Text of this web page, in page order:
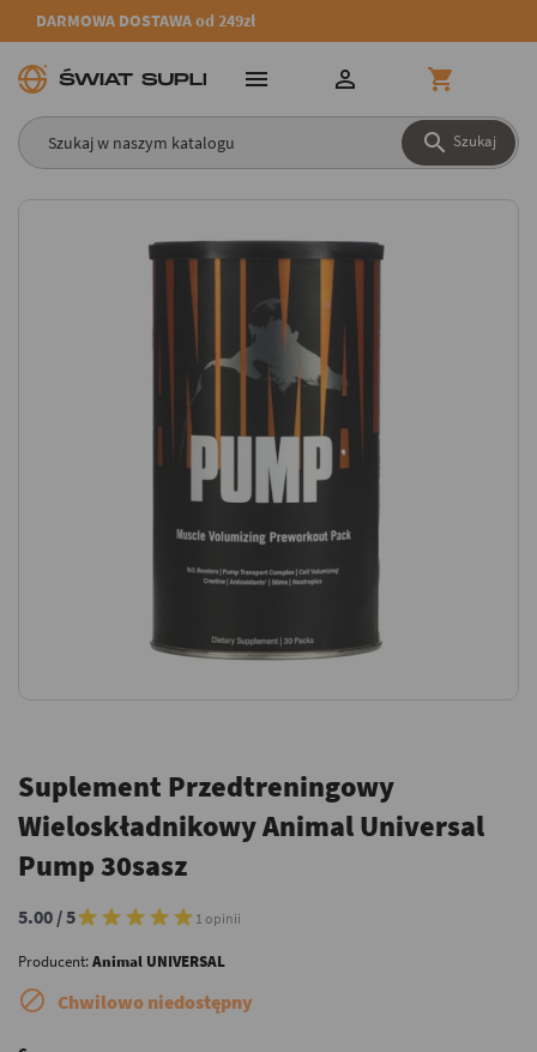
DARMOWA DOSTAWA od 249zł
 Szukaj
  
Suplement Przedtreningowy
Wieloskładnikowy Animal Universal
Pump 30sasz
5.00 / 5 1 opinii
Producent:Animal UNIVERSAL
 Chwilowo niedostępny